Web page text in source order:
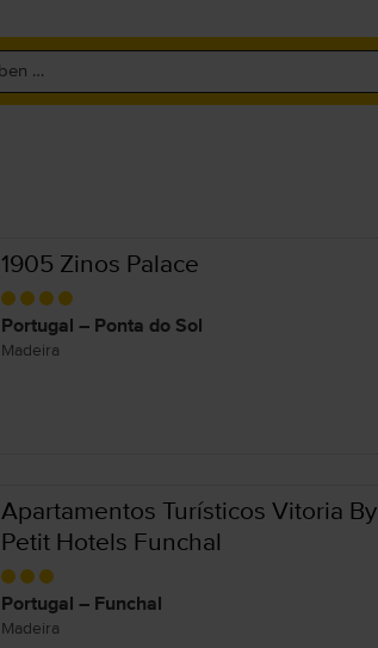
1905 Zinos Palace
Portugal – Ponta do Sol
Madeira
Apartamentos Turísticos Vitoria By
Petit Hotels Funchal
Portugal – Funchal
Madeira